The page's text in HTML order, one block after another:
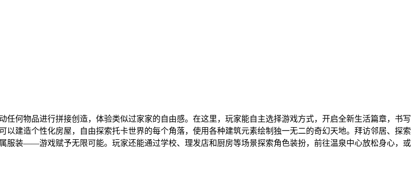
任何物品进行拼接创造，体验类似过家家的自由感。在这里，玩家能自主选择游戏方式，开启全新生活篇章，书写
建造个性化房屋，自由探索托卡世界的每个角落，使用各种建筑元素绘制独一无二的奇幻天地。拜访邻居、探索
服装——游戏赋予无限可能。玩家还能通过学校、理发店和厨房等场景探索角色装扮，前往温泉中心放松身心，或